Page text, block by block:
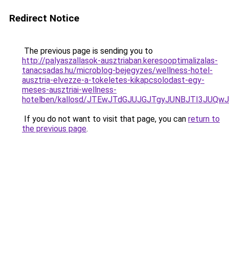
Redirect Notice
The previous page is sending you to
http://palyaszallasok-ausztriaban.keresooptimalizalas-
tanacsadas.hu/microblog-bejegyzes/wellness-hotel-
ausztria-elvezze-a-tokeletes-kikapcsolodast-egy-
meses-ausztriai-wellness-
hotelben/kallosd/
If you do not want to visit that page, you can return to
the previous page.